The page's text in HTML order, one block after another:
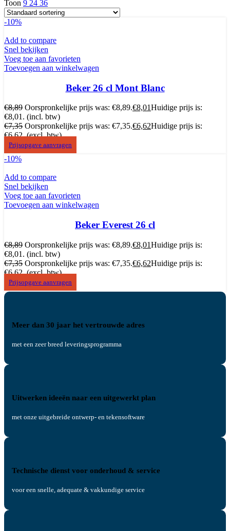
Toon 9 24 36
-10%
Add to compare
Snel bekijken
Voeg toe aan favorieten
Toevoegen aan winkelwagen
Beker 26 cl Mont Blanc
€8,89 Oorspronkelijke prijs was: €8,89.€8,01Huidige prijs is:
€8,01. (incl. btw)
€7,35 Oorspronkelijke prijs was: €7,35.€6,62Huidige prijs is:
€6,62. (excl. btw)
Prijsopgave aanvragen
-10%
Add to compare
Snel bekijken
Voeg toe aan favorieten
Toevoegen aan winkelwagen
Beker Everest 26 cl
€8,89 Oorspronkelijke prijs was: €8,89.€8,01Huidige prijs is:
€8,01. (incl. btw)
€7,35 Oorspronkelijke prijs was: €7,35.€6,62Huidige prijs is:
€6,62. (excl. btw)
Prijsopgave aanvragen
Meer dan 30 jaar het vertrouwde adres
met een zeer breed leveringsprogramma
Uitwerken ideeën naar een uitgewerkt plan
met onze uitgebreide ontwerp- en tekensoftware
Technische dienst voor onderhoud & service
voor een snelle, adequate & vakkundige service